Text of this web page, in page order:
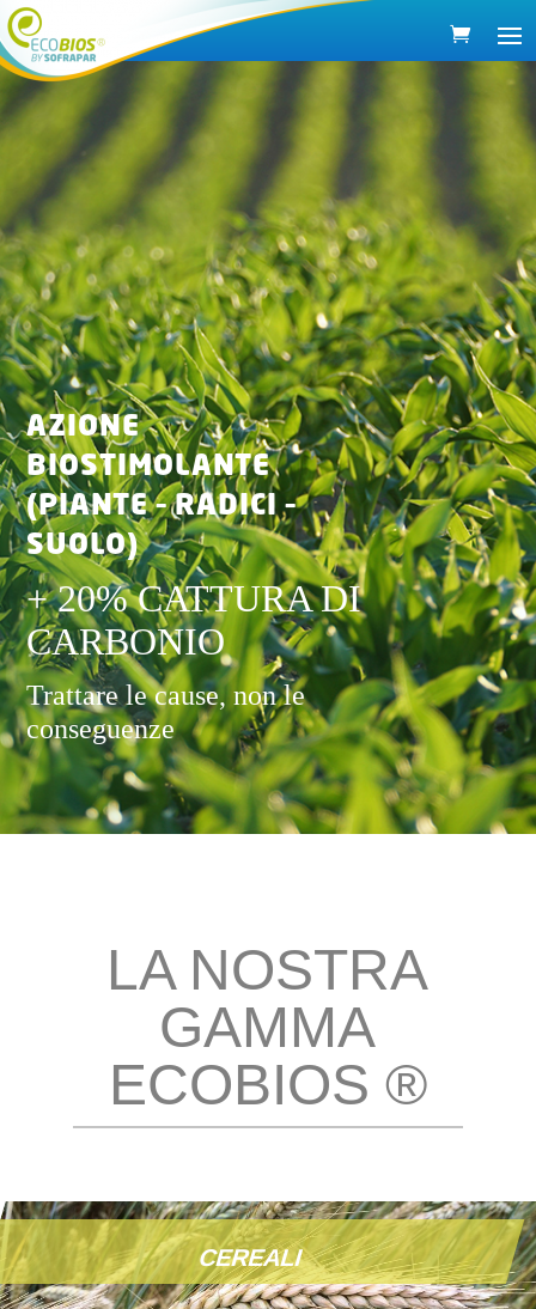
AZIONE
BIOSTIMOLANTE
(PIANTE – RADICI –
SUOLO)
+ 20% CATTURA DI
CARBONIO
Trattare le cause, non le
conseguenze
LA NOSTRA
GAMMA
ECOBIOS ®
CEREALI